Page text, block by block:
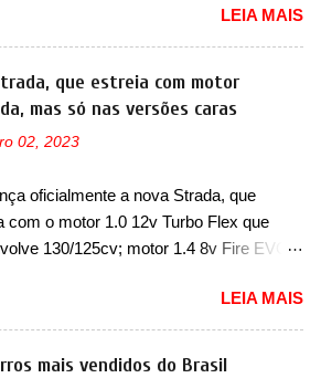
e Geely EX2. Visualmente, o A05
um design já visto por outros
da marca, em especial do SUV
A10. Basicamente sendo o hatch do
o A05 nasce com um design que está
faróis com um desenho mais retangular,
pequeno prolongamento para as
Os faróis cont...
convocou no dia 10 de outubro de 2025
que envolve os proprietários do
Cherokee 4xe, em sua versão única
com unidades de ano/modelo 2023 e
afetadas precisam retornar a uma
O primeiro deles será uma
do software do módulo de controle
(AHCP e HCP). Para alguns veículos
e, se necessário, a substituição do
ventilador HVAC (aquecimento,
e ar-condicionado). A marca também
LEIA MAIS
que estreia com motor
mas só nas versões caras
02, 2023
oficialmente a nova Strada, que
com o motor 1.0 12v Turbo Flex que
130/125cv; motor 1.4 8v Fire EVO
a nova Strada, que aparece com
visuais e com uma nova opção de
Depois da picape compacta receber o
LEIA MAIS
mais vendidos do Brasil